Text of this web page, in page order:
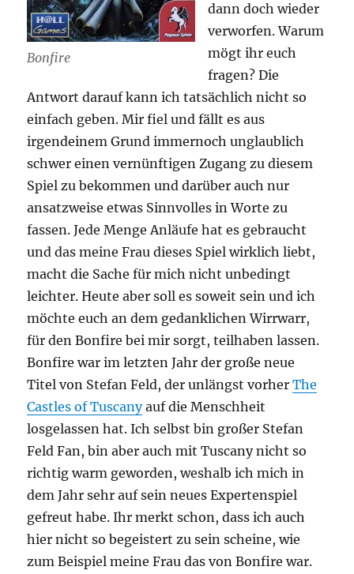
Bonfire
dann doch wieder
verworfen. Warum
mögt ihr euch
fragen? Die
Antwort darauf kann ich tatsächlich nicht so
einfach geben. Mir fiel und fällt es aus
irgendeinem Grund immernoch unglaublich
schwer einen vernünftigen Zugang zu diesem
Spiel zu bekommen und darüber auch nur
ansatzweise etwas Sinnvolles in Worte zu
fassen. Jede Menge Anläufe hat es gebraucht
und das meine Frau dieses Spiel wirklich liebt,
macht die Sache für mich nicht unbedingt
leichter. Heute aber soll es soweit sein und ich
möchte euch an dem gedanklichen Wirrwarr,
für den Bonfire bei mir sorgt, teilhaben lassen.
Bonfire war im letzten Jahr der große neue
Titel von Stefan Feld, der unlängst vorherThe
Castles of Tuscanyauf die Menschheit
losgelassen hat. Ich selbst bin großer Stefan
Feld Fan, bin aber auch mit Tuscany nicht so
richtig warm geworden, weshalb ich mich in
dem Jahr sehr auf sein neues Expertenspiel
gefreut habe. Ihr merkt schon, dass ich auch
hier nicht so begeistert zu sein scheine, wie
zum Beispiel meine Frau das von Bonfire war.